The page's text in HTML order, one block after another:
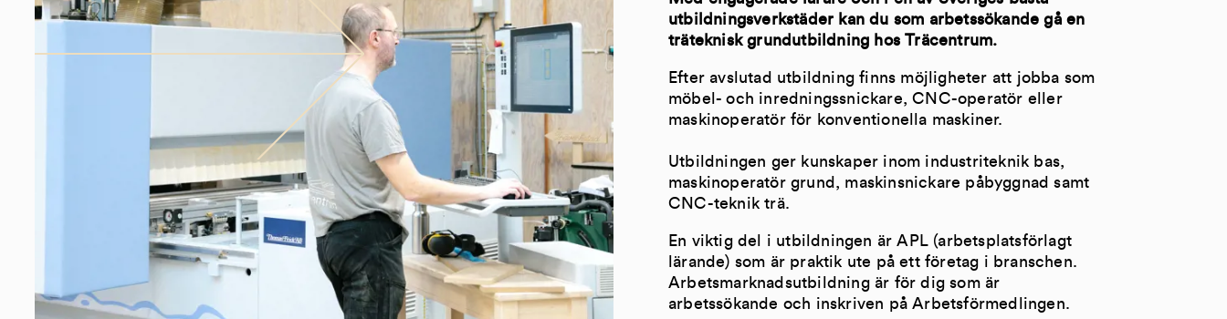
utbildningsverkstäder kan du som arbetssökande gå en
träteknisk grundutbildning hos Träcentrum.
Efter avslutad utbildning finns möjligheter att jobba som
möbel- och inredningssnickare, CNC-operatör eller
maskinoperatör för konventionella maskiner.
Utbildningen ger kunskaper inom industriteknik bas,
maskinoperatör grund, maskinsnickare påbyggnad samt
CNC-teknik trä.
En viktig del i utbildningen är APL (arbetsplatsförlagt
lärande) som är praktik ute på ett företag i branschen.
Arbetsmarknadsutbildning är för dig som är
arbetssökande och inskriven på Arbetsförmedlingen.